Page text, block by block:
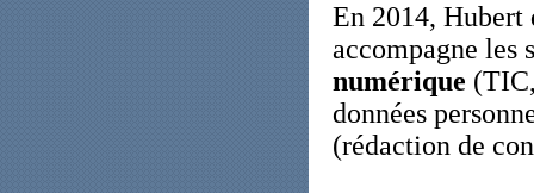
En 2014, Hubert
accompagne les
numérique
données
(rédaction de